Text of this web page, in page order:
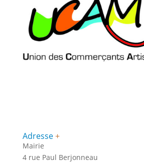
Adresse+
Mairie
4 rue Paul Berjonneau